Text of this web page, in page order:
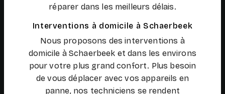
réparer dans les meilleurs délais.
Interventions à domicile à Schaerbeek
Nous proposons des interventions à
domicile à Schaerbeek et dans les environs
pour votre plus grand confort. Plus besoin
de vous déplacer avec vos appareils en
panne, nos techniciens se rendent